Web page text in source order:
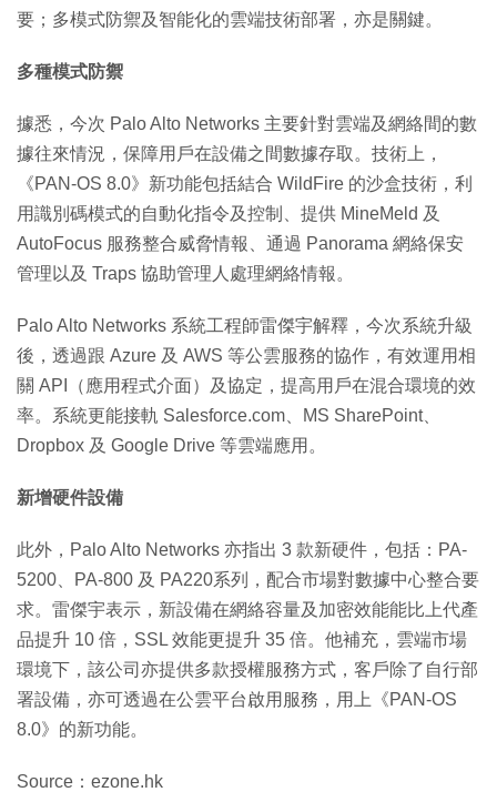
要；多模式防禦及智能化的雲端技術部署，亦是關鍵。
多種模式防禦
據悉，今次 Palo Alto Networks 主要針對雲端及網絡間的數
據往來情況，保障用戶在設備之間數據存取。技術上，
《PAN-OS 8.0》新功能包括結合 WildFire 的沙盒技術，利
用識別碼模式的自動化指令及控制、提供 MineMeld 及
AutoFocus 服務整合威脅情報、通過 Panorama 網絡保安
管理以及 Traps 協助管理人處理網絡情報。
Palo Alto Networks 系統工程師雷傑宇解釋，今次系統升級
後，透過跟 Azure 及 AWS 等公雲服務的協作，有效運用相
關 API（應用程式介面）及協定，提高用戶在混合環境的效
率。系統更能接軌 Salesforce.com、MS SharePoint、
Dropbox 及 Google Drive 等雲端應用。
新增硬件設備
此外，Palo Alto Networks 亦指出 3 款新硬件，包括：PA-
5200、PA-800 及 PA220系列，配合市場對數據中心整合要
求。雷傑宇表示，新設備在網絡容量及加密效能能比上代產
品提升 10 倍，SSL 效能更提升 35 倍。他補充，雲端市場
環境下，該公司亦提供多款授權服務方式，客戶除了自行部
署設備，亦可透過在公雲平台啟用服務，用上《PAN-OS
8.0》的新功能。
Source：ezone.hk